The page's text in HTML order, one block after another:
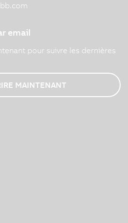
email
pour suivre les dernières
MAINTENANT